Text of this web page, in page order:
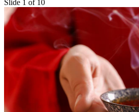
Slide 1 of 10